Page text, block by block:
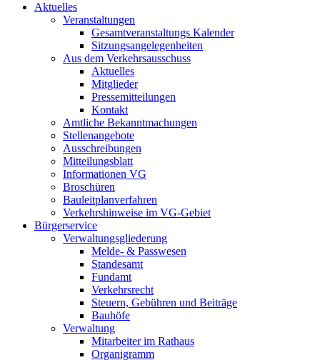
Aktuelles
Veranstaltungen
Gesamtveranstaltungs Kalender
Sitzungsangelegenheiten
Aus dem Verkehrsausschuss
Aktuelles
Mitglieder
Pressemitteilungen
Kontakt
Amtliche Bekanntmachungen
Stellenangebote
Ausschreibungen
Mitteilungsblatt
Informationen VG
Broschüren
Bauleitplanverfahren
Verkehrshinweise im VG-Gebiet
Bürgerservice
Verwaltungsgliederung
Melde- & Passwesen
Standesamt
Fundamt
Verkehrsrecht
Steuern, Gebühren und Beiträge
Bauhöfe
Verwaltung
Mitarbeiter im Rathaus
Organigramm